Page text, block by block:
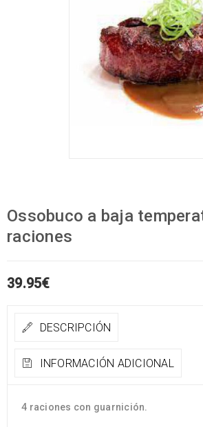
Ossobuco a baja
raciones
39.95€
DESCRIPCIÓN
INFORMACIÓN ADICIONAL
4 raciones con guarnición.